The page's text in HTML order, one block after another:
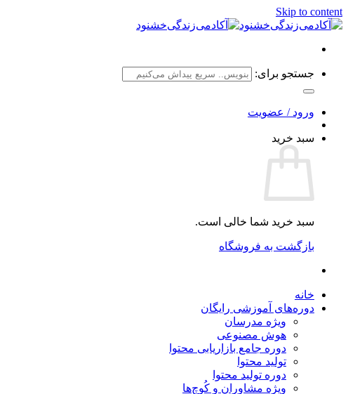
Skip to content
جستجو برای:
ورود / عضویت
سبد خرید
سبد خرید شما خالی است.
بازگشت به فروشگاه
خانه
دوره‌های آموزشی رایگان
ویژه مدرسان
هوش مصنوعی
دوره جامع بازاریابی محتوا
تولید محتوا
دوره تولید محتوا
ویژه مشاوران و کُوچ‌ها